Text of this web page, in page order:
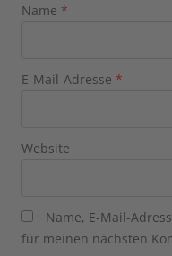
Name *
E-Mail-Adresse *
Website
Name, E-Mail-
für meinen nächsten